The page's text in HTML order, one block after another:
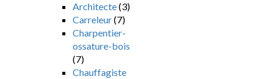
Architecte(3)
Carreleur(7)
Charpentier-
ossature-bois
(7)
Chauffagiste